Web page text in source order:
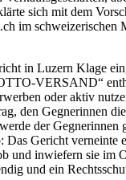
sich mit dem
im
in Luzern Klage
VERSAND“
oder aktiv
den Gegnerinnen
der
Gericht verneinte
und inwiefern sie im
und ein